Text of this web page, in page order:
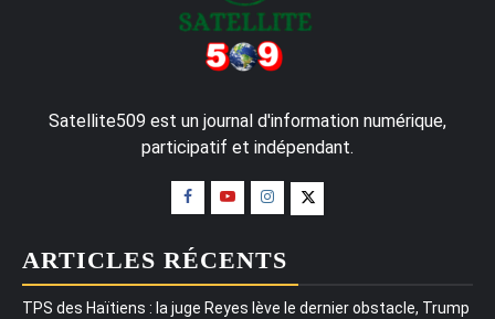
Satellite509 est un journal d'information numérique,
participatif et indépendant.
ARTICLES RÉCENTS
TPS des Haïtiens : la juge Reyes lève le dernier obstacle, Trump